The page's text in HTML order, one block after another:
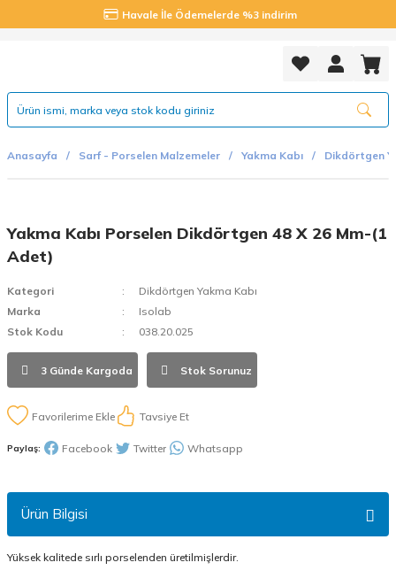
Havale İle Ödemelerde %3 indirim
Anasayfa Sarf - Porselen Malzemeler Yakma Kabı Dikdörtgen
Yakma Kabı Porselen Dikdörtgen 48 X 26 Mm-(1
Adet)
Kategori
Dikdörtgen Yakma Kabı
Marka
Isolab
Stok Kodu
038.20.025
3 Günde Kargoda Stok Sorunuz
Tavsiye Et
Paylaş: Facebook Twitter Whatsapp
Ürün Bilgisi
Yüksek kalitede sırlı porselenden üretilmişlerdir.